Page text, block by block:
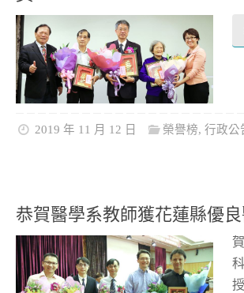
2019 年 11 月 12 日 榮譽榜, 行政公
恭賀醫學系教師獲花蓮縣優